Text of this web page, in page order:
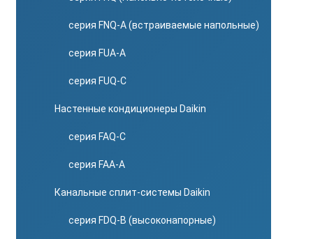
серия FNQ-A (встраиваемые напольные)
серия FUA-A
серия FUQ-C
Настенные кондиционеры Daikin
серия FAQ-C
серия FAA-A
Канальные сплит-системы Daikin
серия FDQ-B (высоконапорные)